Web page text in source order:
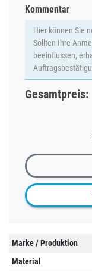
Kommentar
Gesamtpreis:
Marke / Produktion
Material